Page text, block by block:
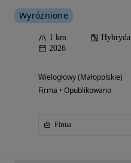
Wyróżnione
1 km Hybryda
2026
Wielogłowy (Małopolskie)
Firma • Opublikowano
Firma